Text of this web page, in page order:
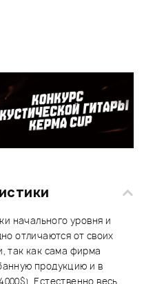
начального уровня и
отличаются от своих
так как сама фирма
продукцию и в